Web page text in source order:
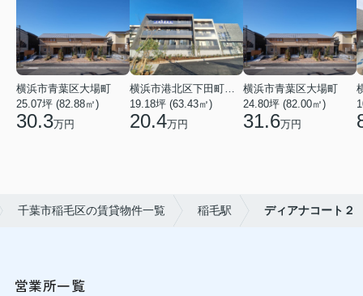
横浜市青葉区大場町
25.07坪 (82.88㎡)
30.3万円
19.18坪 (63.43㎡)
20.4万円
横浜市青葉区大場町
24.80坪 (82.00㎡)
31.6万円
千葉市稲毛区の賃貸物件一覧 稲毛駅 ディアナコート２
営業所一覧